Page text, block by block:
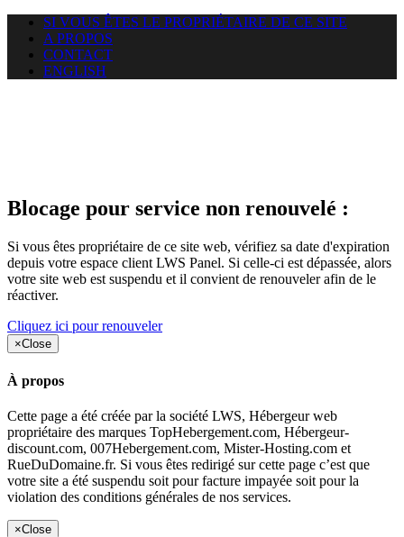
SI VOUS ÊTES LE PROPRIÉTAIRE DE CE SITE
A PROPOS
CONTACT
ENGLISH
Blocage pour service non renouvelé :
Si vous êtes propriétaire de ce site web, vérifiez sa date d'expiration
depuis votre espace client LWS Panel. Si celle-ci est dépassée, alors
votre site web est suspendu et il convient de renouveler afin de le
réactiver.
Cliquez ici pour renouveler
×Close
À propos
Cette page a été créée par la société LWS, Hébergeur web
propriétaire des marques TopHebergement.com, Hébergeur-
discount.com, 007Hebergement.com, Mister-Hosting.com et
RueDuDomaine.fr. Si vous êtes redirigé sur cette page c’est que
votre site a été suspendu soit pour facture impayée soit pour la
violation des conditions générales de nos services.
×Close